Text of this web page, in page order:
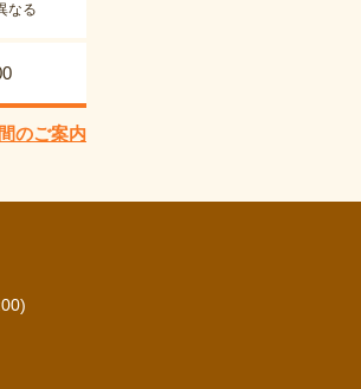
なる
のご案内